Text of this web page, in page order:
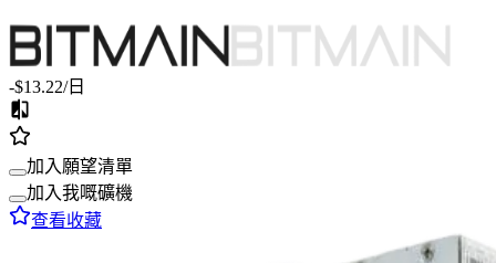
-$13.22/日
加入願望清單
加入我嘅礦機
查看收藏